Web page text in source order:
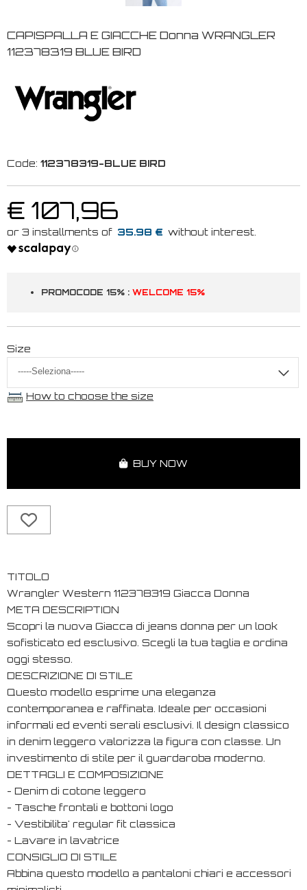
CAPISPALLA E GIACCHE Donna WRANGLER
112378319 BLUE BIRD
Code: 112378319-BLUE BIRD
€ 107,96
35.98 €
PROMOCODE 15% : WELCOME 15%
Size
How to choose the size
BUY NOW
TITOLO
Wrangler Western 112378319 Giacca Donna
META DESCRIPTION
Scopri la nuova Giacca di jeans donna per un look
sofisticato ed esclusivo. Scegli la tua taglia e ordina
oggi stesso.
DESCRIZIONE DI STILE
Questo modello esprime una eleganza
contemporanea e raffinata. Ideale per occasioni
informali ed eventi serali esclusivi. Il design classico
in denim leggero valorizza la figura con classe. Un
investimento di stile per il guardaroba moderno.
DETTAGLI E COMPOSIZIONE
- Denim di cotone leggero
- Tasche frontali e bottoni logo
- Vestibilita' regular fit classica
- Lavare in lavatrice
CONSIGLIO DI STILE
Abbina questo modello a pantaloni chiari e accessori